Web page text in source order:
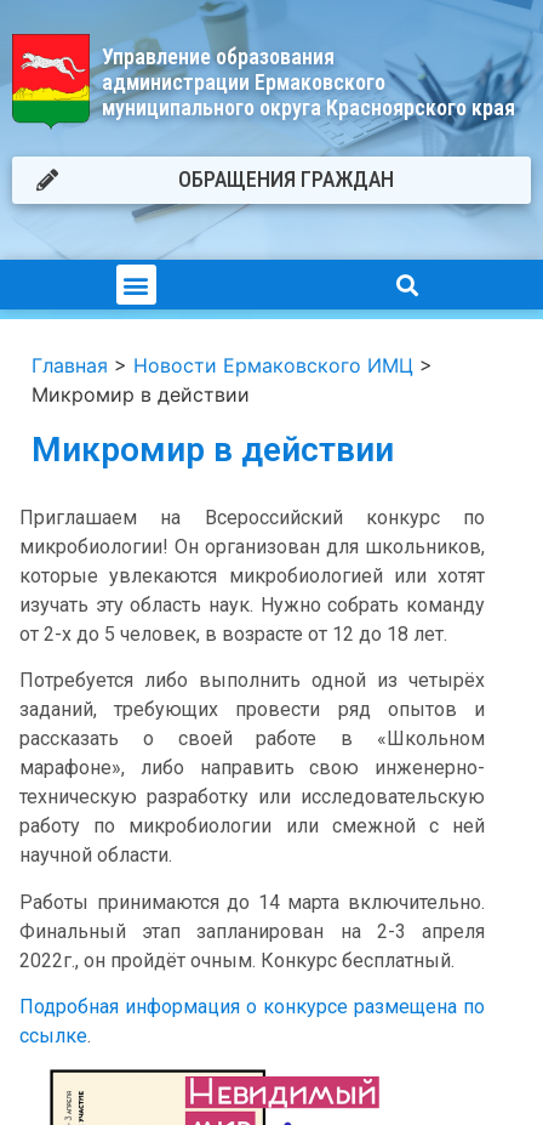
Управление образования
администрации Ермаковского
муниципального округа Красноярского края
ОБРАЩЕНИЯ ГРАЖДАН
Главная > Новости Ермаковского ИМЦ >
Микромир в действии
Микромир в действии
Приглашаем на Всероссийский конкурс по
микробиологии! Он организован для школьников,
которые увлекаются микробиологией или хотят
изучать эту область наук. Нужно собрать команду
от 2-х до 5 человек, в возрасте от 12 до 18 лет.
Потребуется либо выполнить одной из четырёх
заданий, требующих провести ряд опытов и
рассказать о своей работе в «Школьном
марафоне», либо направить свою инженерно-
техническую разработку или исследовательскую
работу по микробиологии или смежной с ней
научной области.
Работы принимаются до 14 марта включительно.
Финальный этап запланирован на 2-3 апреля
2022г., он пройдёт очным. Конкурс бесплатный.
Подробная информация о конкурсе размещена по
ссылке.